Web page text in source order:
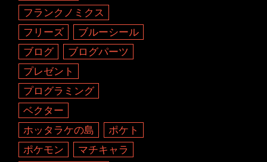
フランクノミクス
フリーズ
ブルーシール
ブログ
ブログパーツ
プレゼント
プログラミング
ベクター
ホッタラケの島
ポケト
ポケモン
マチキャラ